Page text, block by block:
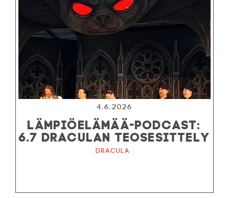
4.6.2026
LÄMPIÖELÄMÄÄ-PODCAST:
6.7 DRACULAN TEOSESITTELY
Dracula